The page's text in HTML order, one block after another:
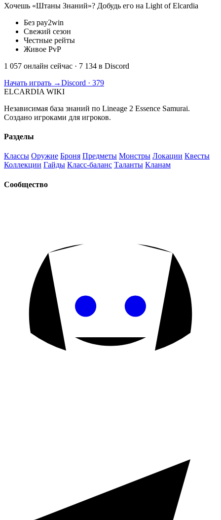
Хочешь «Штаны Знаний»? Добудь его на Light of Elcardia
Без pay2win
Свежий сезон
Честные рейты
Живое PvP
1 057 онлайн сейчас · 7 134 в Discord
Начать играть →Discord · 379
ELCARDIA WIKI
Независимая база знаний по Lineage 2 Essence Samurai.
Создано игроками для игроков.
Разделы
Классы Оружие Броня Предметы Монстры Локации Квесты
Коллекции Гайды Класс-баланс Таланты Кланам
Сообщество